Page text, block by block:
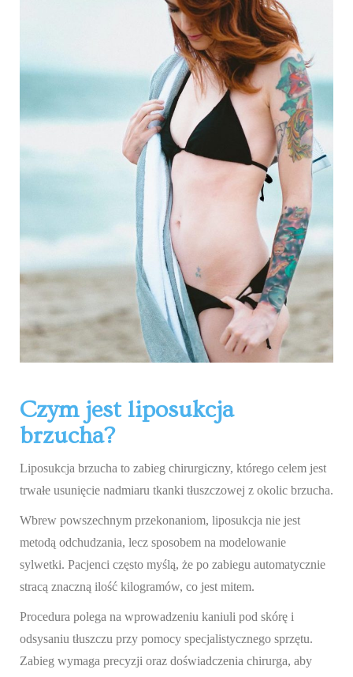
Czym jest liposukcja
brzucha?
Liposukcja brzucha to zabieg chirurgiczny, którego celem jest
trwałe usunięcie nadmiaru tkanki tłuszczowej z okolic brzucha.
Wbrew powszechnym przekonaniom, liposukcja nie jest
metodą odchudzania, lecz sposobem na modelowanie
sylwetki. Pacjenci często myślą, że po zabiegu automatycznie
stracą znaczną ilość kilogramów, co jest mitem.
Procedura polega na wprowadzeniu kaniuli pod skórę i
odsysaniu tłuszczu przy pomocy specjalistycznego sprzętu.
Zabieg wymaga precyzji oraz doświadczenia chirurga, aby